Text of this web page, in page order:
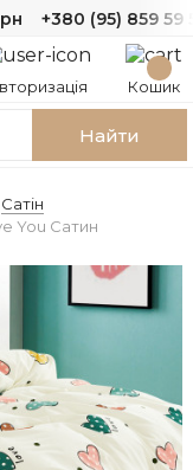
+380 (95) 859 59
Кошик
Найти
Сатін
You Сатин